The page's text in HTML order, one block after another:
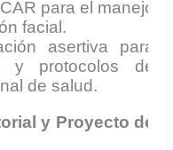
para el manejo
facial.
asertiva para
y protocolos de
de salud.
y Proyecto de